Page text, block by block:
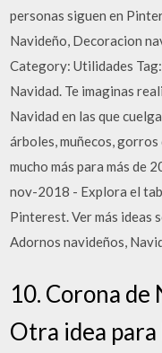
personas siguen en
Navideño, Decoracion
Category: Utilidades
Navidad. Te imaginas
Navidad en las que
árboles, muñecos,
mucho más para más de
nov-2018 - Explora el
Pinterest. Ver más ideas
Adornos navideños,
10. Corona
Otra idea